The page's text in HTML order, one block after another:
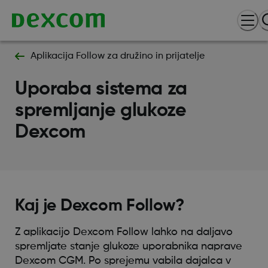
Aplikacija Follow za družino in prijatelje
Uporaba sistema za
spremljanje glukoze
Dexcom
Kaj je Dexcom Follow?
Z aplikacijo Dexcom Follow lahko na daljavo
spremljate stanje glukoze uporabnika naprave
Dexcom CGM. Po sprejemu vabila dajalca v